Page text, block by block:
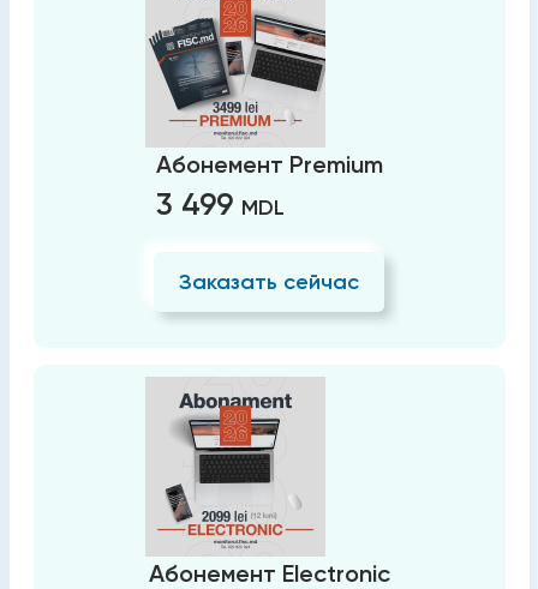
Абонемент Premium
3 499 MDL
Заказать сейчас
Абонемент Electronic